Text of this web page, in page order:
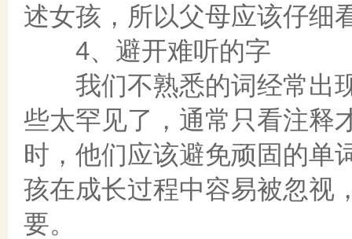
述女孩，所以父母应该仔细
4、避开难听的字
我们不熟悉的词经常出现
些太罕见了，通常只看注释
时，他们应该避免顽固的单
孩在成长过程中容易被忽视
要。